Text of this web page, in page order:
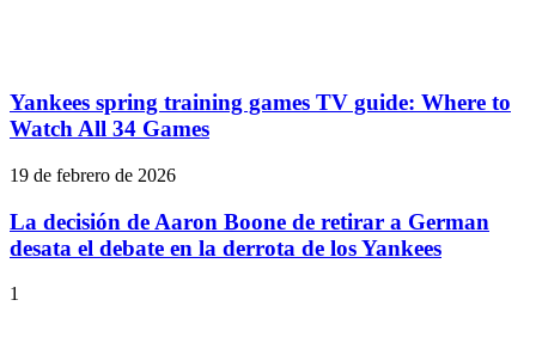
Yankees spring training games TV guide: Where to
Watch All 34 Games
19 de febrero de 2026
La decisión de Aaron Boone de retirar a German
desata el debate en la derrota de los Yankees
1